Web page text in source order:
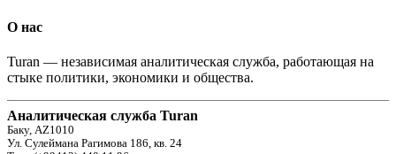
О нас
Turan — независимая аналитическая служба, работающая на
стыке политики, экономики и общества.
Аналитическая служба Turan
Баку, AZ1010
Ул. Сулеймана Рагимова 186, кв. 24